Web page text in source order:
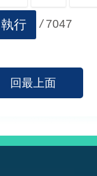
執行 / 7047
回最上面